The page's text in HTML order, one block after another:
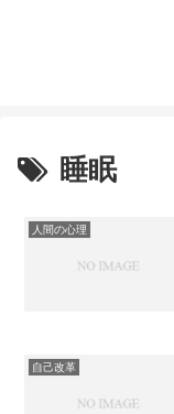
睡眠
人間の心理
自己改革